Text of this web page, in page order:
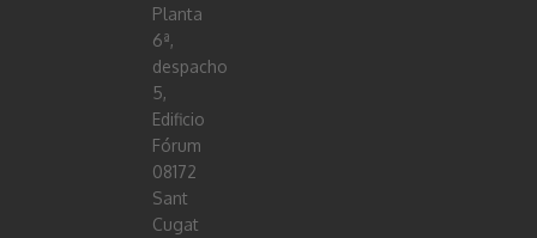
Planta
6ª,
despacho
5,
Edificio
Fórum
08172
Sant
Cugat